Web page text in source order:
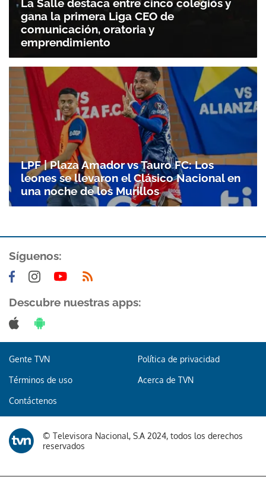
La Salle destaca entre cinco colegios y
gana la primera Liga CEO de
comunicación, oratoria y
emprendimiento
LPF | Plaza Amador vs Tauro FC: Los
leones se llevaron el Clásico Nacional en
una noche de los Murillos
Síguenos:
Descubre nuestras apps:
Gente TVN Política de privacidad
Términos de uso Acerca de TVN
Contáctenos
© Televisora Nacional, S.A 2024, todos los derechos
reservados